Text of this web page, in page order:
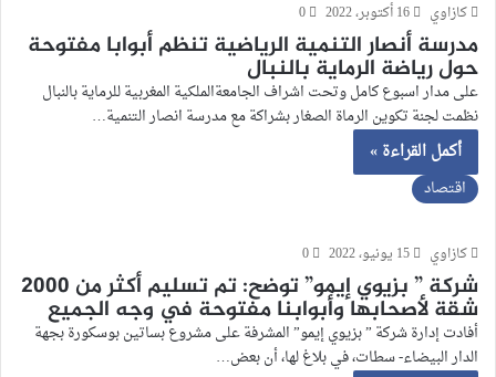
كازاوي 16 أكتوبر، 2022 0
مدرسة أنصار التنمية الرياضية تنظم أبوابا مفتوحة
حول رياضة الرماية بالنبال
على مدار اسبوع كامل وتحت اشراف الجامعةالملكية المغربية للرماية بالنبال
نظمت لجنة تكوين الرماة الصغار بشراكة مع مدرسة انصار التنمية…
أكمل القراءة »
اقتصاد
كازاوي 15 يونيو، 2022 0
شركة ” بزيوي إيمو” توضح: تم تسليم أكثر من 2000
شقة لأصحابها وأبوابنا مفتوحة في وجه الجميع
أفادت إدارة شركة ” بزيوي إيمو” المشرفة على مشروع بساتين بوسكورة بجهة
الدار البيضاء- سطات، في بلاغ لها، أن بعض…